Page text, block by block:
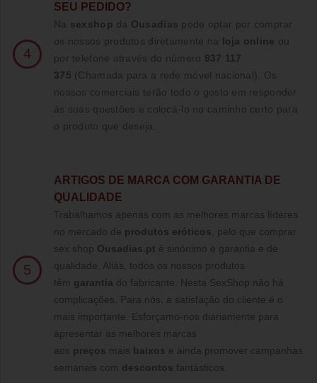
4
SEU PEDIDO?
Na sexshop da Ousadias pode optar por comprar
os nossos produtos diretamente na loja online ou
por telefone através do número 937 117
375 (Chamada para a rede móvel nacional)
. Os
nossos comerciais terão todo o gosto em responder
ás suas questões e colocá-lo no caminho certo para
o produto que deseja.
5
ARTIGOS DE MARCA COM GARANTIA DE
QUALIDADE
Trabalhamos apenas com as melhores marcas líderes
no mercado de produtos eróticos , pelo que comprar
sex shop Ousadias.pt é sinónimo e garantia e de
qualidade. Aliás, todos os nossos produtos
têm garantia do fabricante. Nesta SexShop não há
complicações. Para nós, a satisfação do cliente é o
mais importante. Esforçamo-nos diariamente para
apresentar as melhores marcas
aos preços mais baixos e ainda promover campanhas
semanais com descontos fantásticos.